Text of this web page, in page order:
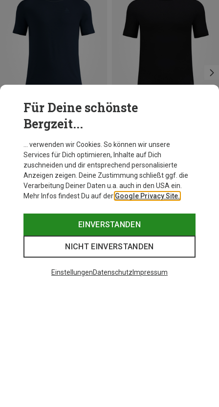
Du sparst 15%
Für Deine schönste
Bergzeit...
… verwenden wir Cookies. So können wir unsere
Services für Dich optimieren, Inhalte auf Dich
zuschneiden und dir entsprechend personalisierte
Anzeigen zeigen. Deine Zustimmung schließt ggf. die
Verarbeitung Deiner Daten u.a. auch in den USA ein.
Mehr Infos findest Du auf der Google Privacy Site.
EINVERSTANDEN
NICHT EINVERSTANDEN
EinstellungenDatenschutz Impressum